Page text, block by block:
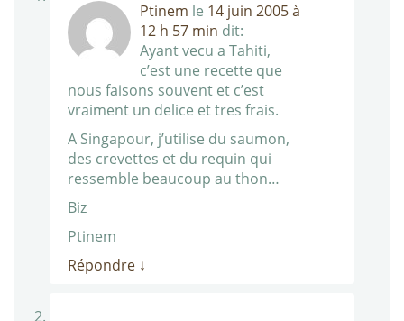
Ptinem le 14 juin 2005 à
12 h 57 min dit:
Ayant vecu a Tahiti,
c’est une recette que
nous faisons souvent et c’est
vraiment un delice et tres frais.
A Singapour, j’utilise du saumon,
des crevettes et du requin qui
ressemble beaucoup au thon…
Biz
Ptinem
Répondre ↓